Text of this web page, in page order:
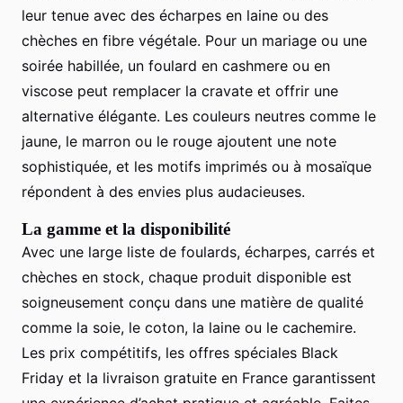
leur tenue avec des écharpes en laine ou des
chèches en fibre végétale. Pour un mariage ou une
soirée habillée, un foulard en cashmere ou en
viscose peut remplacer la cravate et offrir une
alternative élégante. Les couleurs neutres comme le
jaune, le marron ou le rouge ajoutent une note
sophistiquée, et les motifs imprimés ou à mosaïque
répondent à des envies plus audacieuses.
La gamme et la disponibilité
Avec une large liste de foulards, écharpes, carrés et
chèches en stock, chaque produit disponible est
soigneusement conçu dans une matière de qualité
comme la soie, le coton, la laine ou le cachemire.
Les prix compétitifs, les offres spéciales Black
Friday et la livraison gratuite en France garantissent